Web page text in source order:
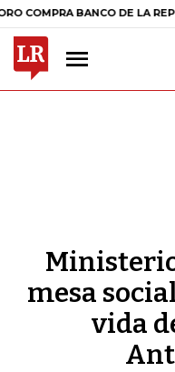
BANCO DE LA REPÚBLICA
mesa
vida